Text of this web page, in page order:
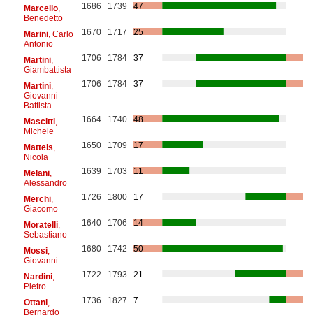
Marcello,
Benedetto
1686 1739 47
Marini, Carlo
Antonio
1670 1717 25
Martini,
Giambattista
1706 1784 37
Martini,
Giovanni
Battista
1706 1784 37
Mascitti,
Michele
1664 1740 48
Matteis
Nicola
1650 1709 17
Melani,
Alessandro
1639 1703 11
Merchi,
Giacomo
1726 1800 17
Moratelli,
Sebastiano
1640 1706 14
Mossi,
Giovanni
1680 1742 50
Nardini,
Pietro
1722 1793 21
Ottani,
Bernardo
1736 1827 7